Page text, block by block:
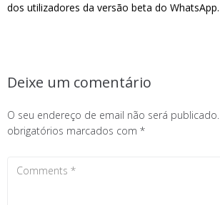
dos utilizadores da versão beta do WhatsApp.
Deixe um comentário
O seu endereço de email não será publicado.
obrigatórios marcados com *